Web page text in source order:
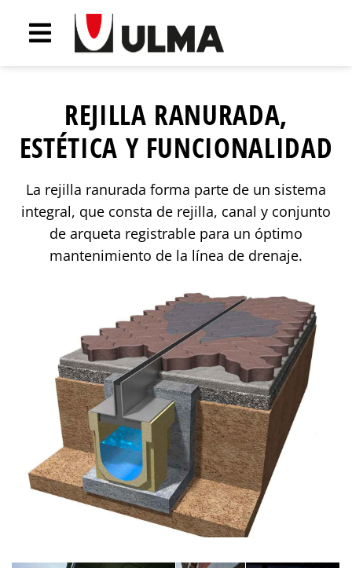
REJILLA RANURADA,
ESTÉTICA Y FUNCIONALIDAD
La rejilla ranurada forma parte de un sistema
integral, que consta de rejilla, canal y conjunto
de arqueta registrable para un óptimo
mantenimiento de la línea de drenaje.